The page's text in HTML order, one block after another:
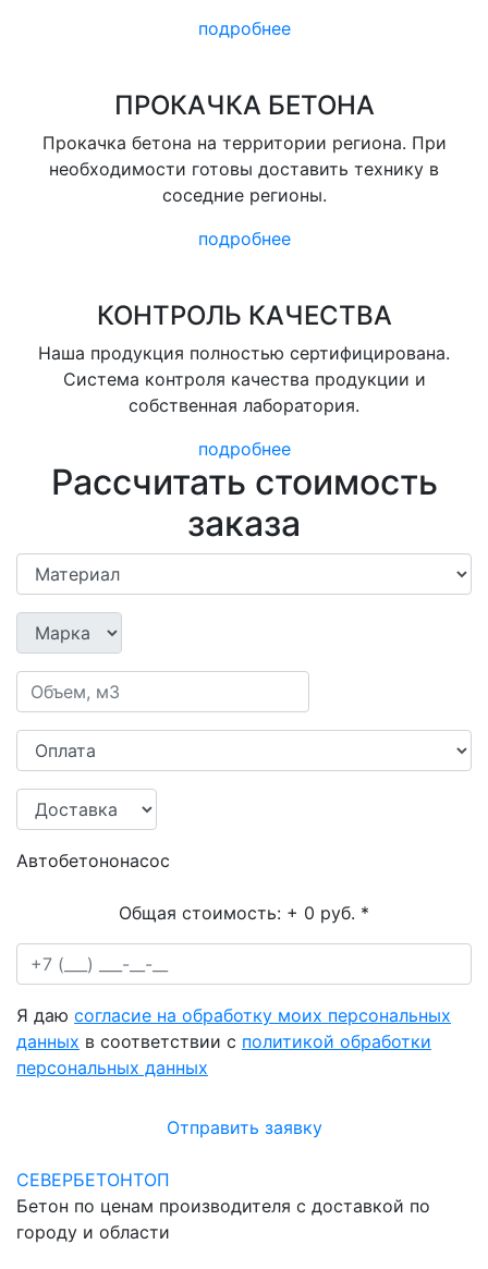
подробнее
ПРОКАЧКА БЕТОНА
Прокачка бетона на территории региона. При
необходимости готовы доставить технику в
соседние регионы.
подробнее
КОНТРОЛЬ КАЧЕСТВА
Наша продукция полностью сертифицирована.
Система контроля качества продукции и
собственная лаборатория.
подробнее
Рассчитать стоимость
заказа
Автобетононасос
Общая стоимость: + 0 руб. *
Я даю согласие на обработку моих персональных
данных в соответствии с политикой обработки
персональных данных
Отправить заявку
СЕВЕРБЕТОНТОП
Бетон по ценам производителя с доставкой по
городу и области